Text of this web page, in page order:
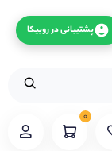
۰
پشتیبانی در روبیکا